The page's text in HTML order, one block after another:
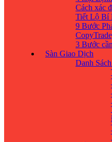
Cách xác
Tiết Lộ Bí
9 Bước
3 Bước
Sàn Giao Dịch
Danh